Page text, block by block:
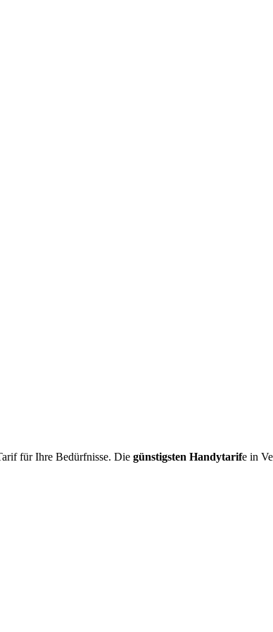
für Ihre Bedürfnisse. Die günstigsten Handytarife in